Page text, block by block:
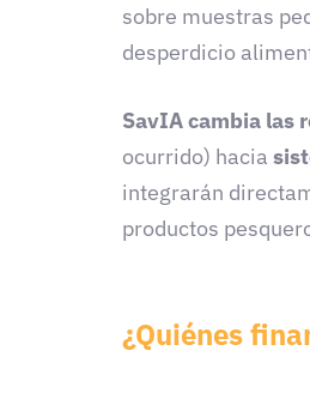
sobre muestras
desperdicio
SavIA cambia las
ocurrido) hacia
integrarán
productos
¿Quiénes